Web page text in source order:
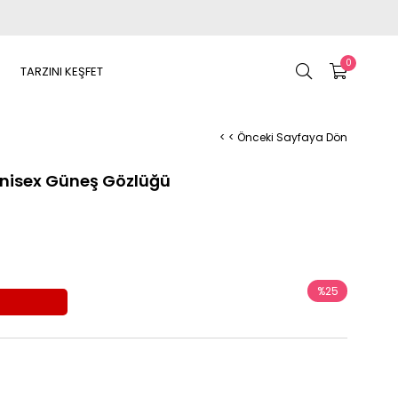
0
TARZINI KEŞFET
< < Önceki Sayfaya Dön
Güneş Gözlüğü
%25